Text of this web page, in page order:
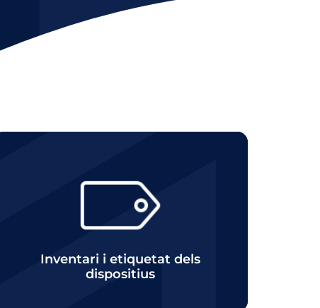
Inventari i etiquetat dels
dispositius